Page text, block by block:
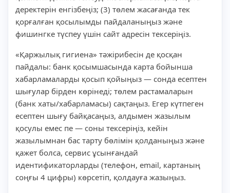
деректерін енгізбеңіз; (3) төлем жасағанда тек
қорғалған қосылымды пайдаланыңыз және
фишингке түспеу үшін сайт адресін тексеріңіз.
«Қаржылық гигиена» тәжірибесін де қосқан
пайдалы: банк қосымшасында карта бойынша
хабарламаларды қосып қойыңыз — сонда есептен
шығулар бірден көрінеді; төлем растамаларын
(банк хаты/хабарламасы) сақтаңыз. Егер күтпеген
есептен шығу байқасаңыз, алдымен жазылым
қосулы емес пе — соны тексеріңіз, кейін
жазылымнан бас тарту бөлімін қолданыңыз және
қажет болса, сервис ұсынғандай
идентификаторларды (телефон, email, картаның
соңғы 4 цифры) көрсетіп, қолдауға жазыңыз.